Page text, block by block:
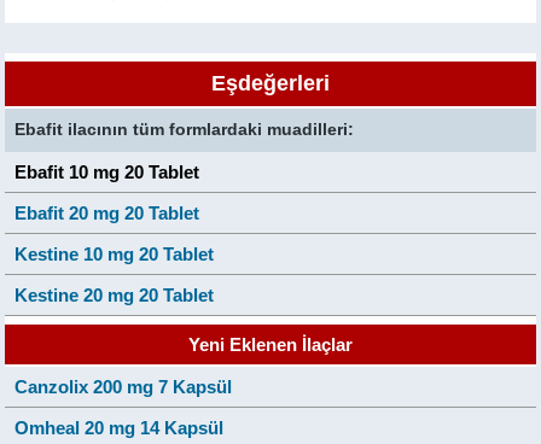
Eşdeğerleri
Ebafit ilacının tüm formlardaki muadilleri:
Ebafit 10 mg 20 Tablet
Ebafit 20 mg 20 Tablet
Kestine 10 mg 20 Tablet
Kestine 20 mg 20 Tablet
Yeni Eklenen İlaçlar
Canzolix 200 mg 7 Kapsül
Omheal 20 mg 14 Kapsül